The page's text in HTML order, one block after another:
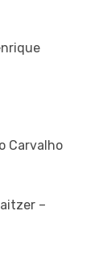
Carvalho
–